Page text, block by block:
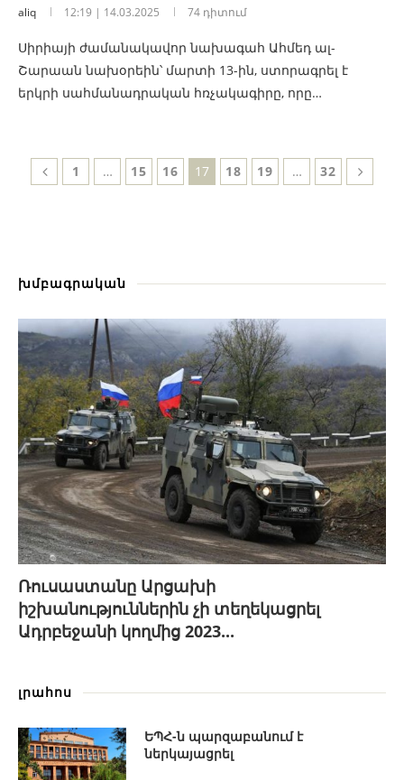
aliq 12:19 | 14.03.2025 74 դիտում
Սիրիայի ժամանակավոր նախագահ Ահմեդ ալ-
Շարաան նախօրեին՝ մարտի 13-ին, ստորագրել է
երկրի սահմանադրական հռչակագիրը, որը…
1 … 15 16 17 18 19 … 32
խմբագրական
Ռուսաստանը Արցախի
իշխանություններին չի տեղեկացրել
Ադրբեջանի կողմից 2023...
լրահոս
ԵՊՀ-ն պարզաբանում է
ներկայացրել